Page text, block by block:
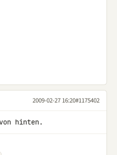
2009-02-27 16:20#1175402
hinten.